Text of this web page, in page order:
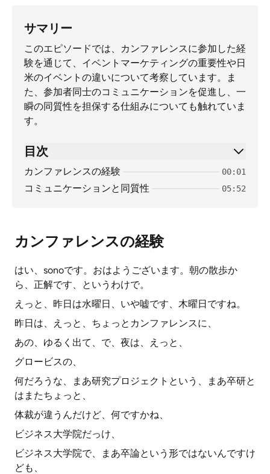
サマリー
このエピソードでは、カンファレンスに参加した経
験を通じて、イベントマーケティングの重要性や日
米のイベントの違いについて考察しています。ま
た、参加者同士のコミュニケーションを促進し、一
瞬の同質性を担保する仕組みについても触れていま
す。
目次
カンファレンスの経験 00:01
コミュニケーションと同質性 05:52
カンファレンスの経験
はい、sonoです。おはようございます。朝の散歩か
ら、正解です、というわけで。
えっと、昨日は水曜日、いや嘘です、木曜日ですね。
昨日は、えっと、ちょっとカンファレンスに、
あの、ゆるく出て、で、夜は、えっと、
グロービスの、
何だろうな、まあ研究プロジェクトという、まあ卒研と
はまたちょっと、
体裁が違うんだけど、何ですかね、
ビジネス大学院だっけ、
ビジネス大学院で、まあ卒論という形ではないんですけ
ども、